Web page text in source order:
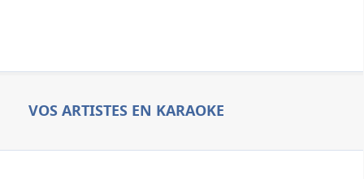
VOS ARTISTES EN KARAOKE